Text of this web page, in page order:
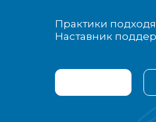
Практики
Наставник